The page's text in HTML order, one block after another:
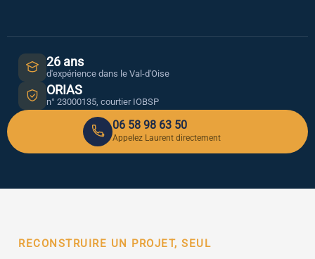
26 ans
d'expérience dans le Val-d'Oise
ORIAS
n° 23000135, courtier IOBSP
06 58 98 63 50
Appelez Laurent directement
RECONSTRUIRE UN PROJET, SEUL